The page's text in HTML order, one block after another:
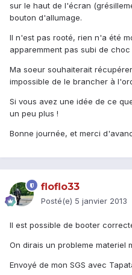
sur le haut de l'écran
bouton d'allumage.
Il n'est pas rooté, rien n'a été
apparemment pas subi de choc
Ma soeur souhaiterait
impossible de le brancher à
Si vous avez une idée de ce
un peu plus !
Bonne journée, et merci
floflo33
Posté(e) 5 janvier 2013
Il est possible de booter
On dirais un probleme materiel
Envoyé de mon SGS avec